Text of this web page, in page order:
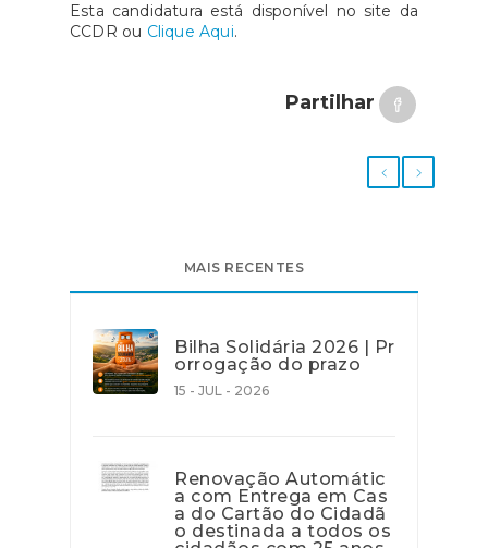
Esta candidatura está disponível no site da
CCDR ou Clique Aqui.
Partilhar
MAIS RECENTES
Bilha Solidária 2026 | Pr
orrogação do prazo
15 - JUL - 2026
Renovação Automátic
a com Entrega em Cas
a do Cartão do Cidadã
o destinada a todos os